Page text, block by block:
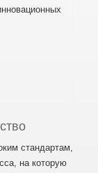
стандартам,
на которую